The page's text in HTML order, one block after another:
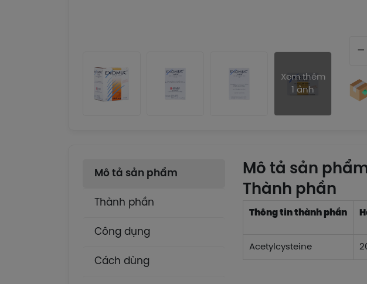
Xem thêm
1 ảnh
–
Mô tả sản phẩm
Thành phần
Công dụng
Cách dùng
Mô tả sản
Thành phần
Thông tin thành phần
Acetylcysteine